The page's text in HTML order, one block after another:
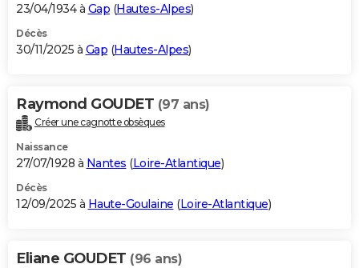
23/04/1934 à Gap (Hautes-Alpes)
Décès
30/11/2025 à Gap (Hautes-Alpes)
Raymond GOUDET (97 ans)
Créer une cagnotte obsèques
Naissance
27/07/1928 à Nantes (Loire-Atlantique)
Décès
12/09/2025 à Haute-Goulaine (Loire-Atlantique)
Eliane GOUDET (96 ans)